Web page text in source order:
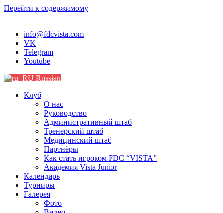
Перейти к содержимому
info@fdcvista.com
VK
Telegram
Youtube
Russian
Клуб
О нас
Руководство
Административный штаб
Тренерский штаб
Медицинский штаб
Партнёры
Как стать игроком FDC “VISTA”
Академия Vista Junior
Календарь
Турниры
Галерея
Фото